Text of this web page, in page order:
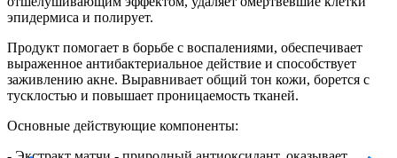
эпидермиса и полирует.
Продукт помогает в борьбе с воспалениями, обеспечивает
выраженное антибактериальное действие и способствует
заживлению акне. Выравнивает общий тон кожи, борется с
тусклостью и повышает проницаемость тканей.
Основные действующие компоненты: